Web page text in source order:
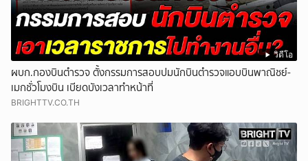
วิดีโอ
ผบก.กองบินตำรวจ ตั้งกรรมการสอบปมนักบินตำรวจแอบบินพาณิชย์-
เมกชั่วโมงบิน เบียดบังเวลาทำหน้าที่
BRIGHTTV.CO.TH